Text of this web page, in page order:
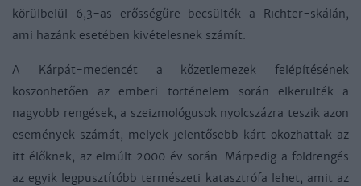
körülbelül 6,3-as erősségűre becsülték a Richter-skálán,
ami hazánk esetében kivételesnek számít.
A Kárpát-medencét a kőzetlemezek felépítésének
köszönhetően az emberi történelem során elkerülték a
nagyobb rengések, a szeizmológusok nyolcszázra teszik azon
események számát, melyek jelentősebb kárt okozhattak az
itt élőknek, az elmúlt 2000 év során. Márpedig a földrengés
az egyik legpusztítóbb természeti katasztrófa lehet, amit az